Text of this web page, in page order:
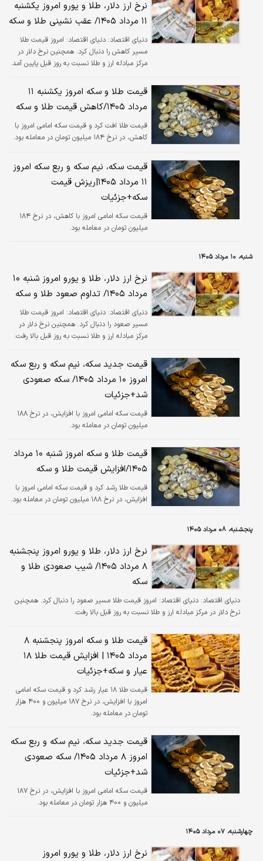
نرخ ارز دلار، طلا و یورو امروز یکشنبه
۱۱ مرداد ۱۴۰۵/ عقب نشینی طلا و سکه
دنیای اقتصاد: دنیای اقتصاد: امروز قیمت طلا
مسیر کاهش را دنبال کرد. همچنین نرخ دلار در
مرکز مبادله ارز و طلا نسبت به روز قبل پایین آمد.
قیمت طلا و سکه امروز یکشنبه ۱۱
مرداد ۱۴۰۵/کاهش قیمت طلا و سکه
قیمت طلا افت کرد و‌ قیمت سکه امامی امروز با
کاهش، در نرخ ۱۸۴ میلیون تومان در معامله بود.
قیمت سکه، نیم سکه و ربع سکه امروز
۱۱ مرداد ۱۴۰۵|ریزش قیمت
سکه+جزئیات
قیمت سکه امامی امروز با کاهش، در نرخ ۱۸۴
میلیون تومان در معامله بود.
شنبه، ۱۰ مرداد ۱۴۰۵
نرخ ارز دلار، طلا و یورو امروز شنبه ۱۰
مرداد ۱۴۰۵/ تداوم صعود‌ طلا و سکه
دنیای اقتصاد: دنیای اقتصاد: امروز قیمت طلا
مسیر صعود را دنبال کرد. همچنین نرخ دلار در
مرکز مبادله ارز و طلا نسبت به روز قبل بالا رفت.
قیمت جدید سکه، نیم سکه و ربع سکه
امروز ۱۰ مرداد ۱۴۰۵/ سکه صعودی
شد+جزئیات
قیمت سکه امامی امروز با افزایش، در نرخ ۱۸۸
میلیون تومان در معامله بود.
قیمت طلا و سکه امروز شنبه ۱۰ مرداد
۱۴۰۵/افزایش قیمت طلا و سکه
قیمت طلا رشد کرد و‌ قیمت سکه امامی امروز با
افزایش، در نرخ ۱۸۸ میلیون تومان در معامله بود.
پنجشنبه، ۰۸ مرداد ۱۴۰۵
نرخ ارز دلار، طلا و یورو امروز پنجشنبه
۸ مرداد ۱۴۰۵/ شیب صعودی طلا و
سکه
دنیای اقتصاد:
دنیای اقتصاد: امروز قیمت طلا مسیر صعود را دنبال کرد. همچنین
نرخ دلار در مرکز مبادله ارز و طلا نسبت به روز قبل بالا رفت.
قیمت طلا و سکه امروز پنجشنبه ۸
مرداد ۱۴۰۵ | افزایش قیمت طلا ۱۸
عیار و سکه+جزئیات
قیمت طلا ۱۸ عیار رشد کرد‌ و قیمت سکه امامی
امروز با افزایش، در نرخ ۱۸۷ میلیون و ۴۰۰ هزار
تومان در معامله بود.
قیمت جدید سکه، نیم سکه و ربع سکه
امروز ۸ مرداد ۱۴۰۵/ سکه صعودی
شد+جزئیات
قیمت سکه امامی امروز با افزایش، در نرخ ۱۸۷
میلیون و ۴۰۰ هزار تومان در معامله بود.
چهارشنبه، ۰۷ مرداد ۱۴۰۵
نرخ ارز دلار، طلا و یورو امروز